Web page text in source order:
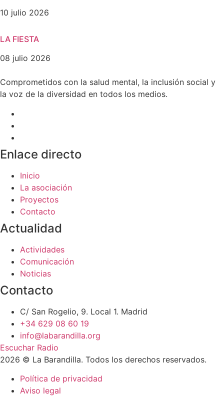
10 julio 2026
LA FIESTA
08 julio 2026
Comprometidos con la salud mental, la inclusión social y
la voz de la diversidad en todos los medios.
Enlace directo
Inicio
La asociación
Proyectos
Contacto
Actualidad
Actividades
Comunicación
Noticias
Contacto
C/ San Rogelio, 9. Local 1. Madrid
+34 629 08 60 19
info@labarandilla.org
Escuchar Radio
2026 © La Barandilla. Todos los derechos reservados.
Política de privacidad
Aviso legal